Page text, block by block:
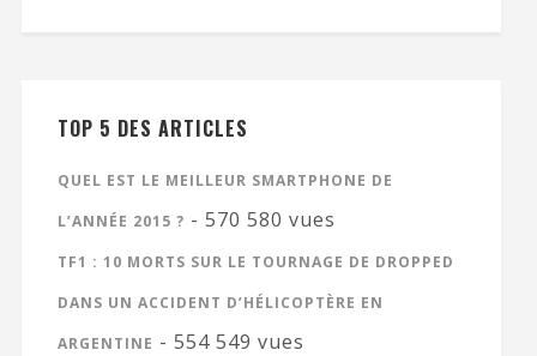
TOP 5 DES ARTICLES
QUEL EST LE MEILLEUR SMARTPHONE DE
L’ANNÉE 2015 ? - 570 580 vues
TF1 : 10 MORTS SUR LE TOURNAGE DE DROPPED
DANS UN ACCIDENT D’HÉLICOPTÈRE EN
ARGENTINE - 554 549 vues